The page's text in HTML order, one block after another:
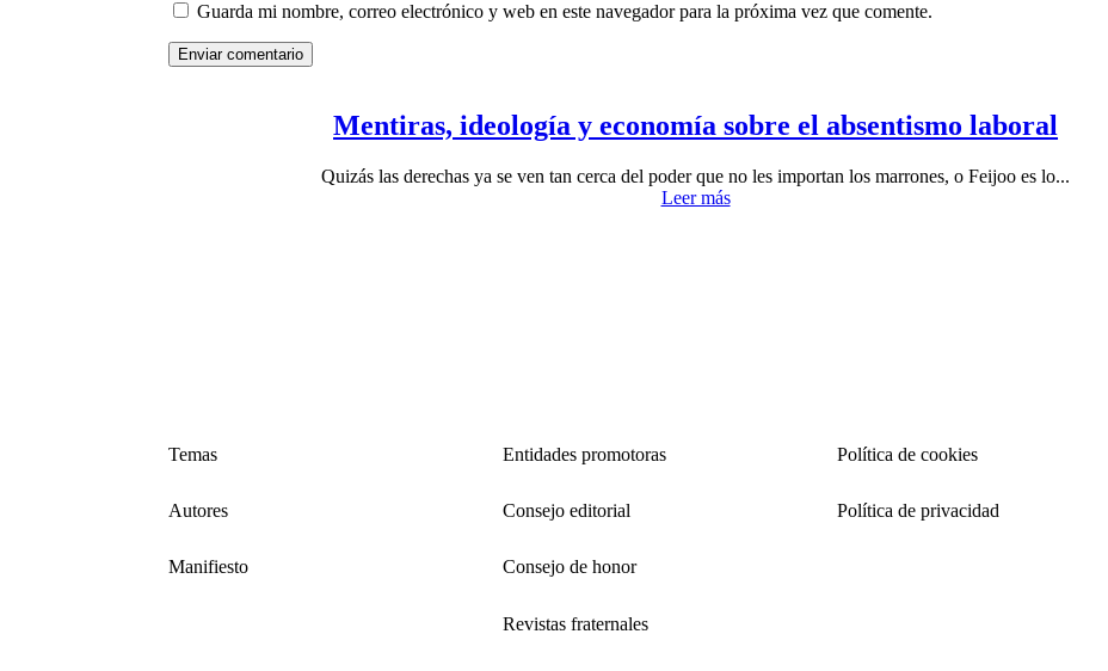
Guarda mi nombre, correo electrónico y web en este navegador para la próxima vez que comente.
Enviar comentario
Mentiras, ideología y economía sobre el absentismo laboral
Quizás las derechas ya se ven tan cerca del poder que no les importan los marrones, o Feijoo es lo...
Leer más
Temas
Autores
Manifiesto
Entidades promotoras
Consejo editorial
Consejo de honor
Revistas fraternales
Política de cookies
Política de privacidad